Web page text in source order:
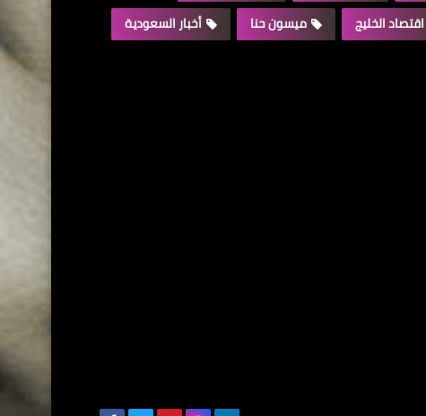
اقتصاد الخليج ميسون حنا
أخبار السعودية